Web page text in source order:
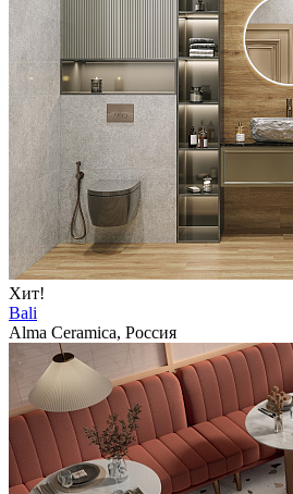
Хит!
Bali
Alma Ceramica, Россия